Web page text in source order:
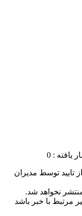
یافته : 0
توسط مدیران
نخواهد شد.
مرتبط با خبر باشد